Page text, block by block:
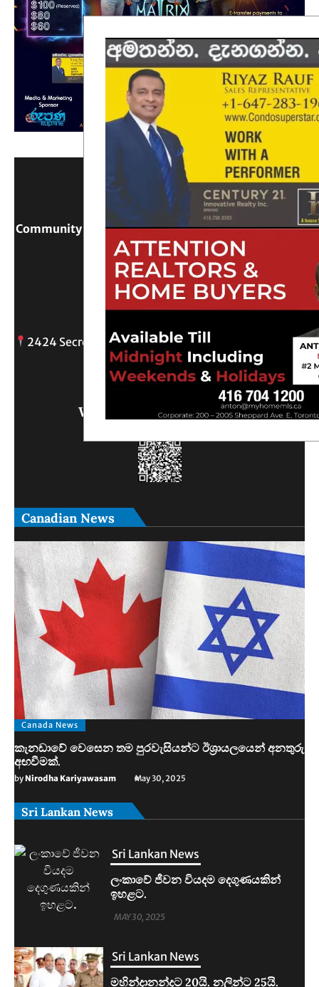
Community Digital Platform Connecting Sri Lanka &
Canada
Reach Out
2424 Secreto drive, Oshawa, ON
info@
Write Us What You Think
Canadian News
Canada News
කැනඩාවේ වෙසෙන තම පුරවැසියන්ට ඊශ්‍රායලයෙන් අනතුරු
අඟවීමක්.
byNirodha Kariyawasam May 30, 2025
Sri Lankan News
Sri Lankan News
මහින්දානන්දට 20යි. නලින්ට 25යි.
දෙන්නම හිරේට.
MAY 30, 2025
Sri Lankan News